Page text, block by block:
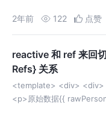
2年前 122 点赞
reactive 和 ref 来回
Refs} 关系
<template> <div>
<p>原始数据{{